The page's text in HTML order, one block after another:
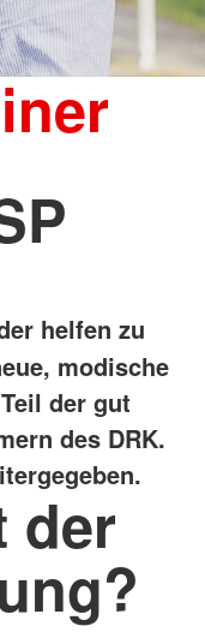
helfen zu
modische
der gut
des DRK.
der